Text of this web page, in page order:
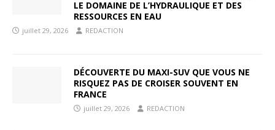
LE DOMAINE DE L’HYDRAULIQUE ET DES
RESSOURCES EN EAU
juillet 29, 2026 REDACTION
DÉCOUVERTE DU MAXI-SUV QUE VOUS NE
RISQUEZ PAS DE CROISER SOUVENT EN
FRANCE
juillet 29, 2026 REDACTION